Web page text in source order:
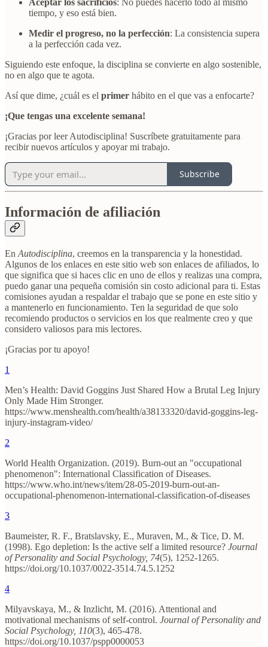
tiempo, y eso está bien.
Medir el progreso, no la perfección: La consistencia supera
a la perfección cada vez.
Siguiendo este enfoque, la disciplina se convierte en algo sostenible,
no en algo que te agota.
Así que dime, ¿cuál es el primer hábito en el que vas a enfocarte?
¡Que tengas una excelente semana!
¡Gracias por leer Autodisciplina! Suscríbete gratuitamente para
recibir nuevos artículos y apoyar mi trabajo.
Subscribe
Información de afiliación
En Autodisciplina, creemos en la transparencia y la honestidad.
Algunos de los enlaces en este sitio web son enlaces de afiliados, lo
que significa que si haces clic en uno de ellos y realizas una compra,
puedo ganar una pequeña comisión sin costo adicional para ti. Estas
comisiones ayudan a respaldar el trabajo que se pone en este sitio y
a mantenerlo en funcionamiento. Ten la seguridad de que solo
recomiendo productos o servicios en los que realmente creo y que
considero valiosos para mis lectores.
¡Gracias por tu apoyo!
1
Men’s Health: David Goggins Just Shared How a Brutal Leg Injury
Only Made Him Stronger.
https://www.menshealth.com/health/a38133320/david-goggins-leg-
injury-instagram-video/
2
World Health Organization. (2019). Burn-out an "occupational
phenomenon": International Classification of Diseases.
https://www.who.int/news/item/28-05-2019-burn-out-an-
occupational-phenomenon-international-classification-of-diseases
3
Baumeister, R. F., Bratslavsky, E., Muraven, M., & Tice, D. M.
(1998). Ego depletion: Is the active self a limited resource? Journal
of Personality and Social Psychology, 74(5), 1252-1265.
https://doi.org/10.1037/0022-3514.74.5.1252
4
Milyavskaya, M., & Inzlicht, M. (2016). Attentional and
motivational mechanisms of self-control. Journal of Personality and
Social Psychology, 110(3), 465-478.
https://doi.org/10.1037/pspp0000053